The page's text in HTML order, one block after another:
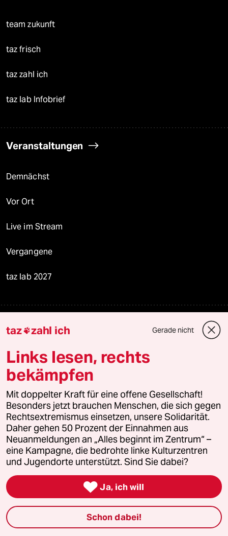
team zukunft
taz frisch
taz zahl ich
taz lab Infobrief
Veranstaltungen
Demnächst
Vor Ort
Live im Stream
Vergangene
taz lab 2027
taz Blogs
taz FUTURZWEI
Le Monde diplomatique
taz Archiv
Mehr taz Angebote
Reisen
taz zahl ich Gerade nicht
Links lesen, rechts
bekämpfen
Mit doppelter Kraft für eine offene Gesellschaft!
Besonders jetzt brauchen Menschen, die sich gegen
Rechtsextremismus einsetzen, unsere Solidarität.
Daher gehen 50 Prozent der Einnahmen aus
Neuanmeldungen an „Alles beginnt im Zentrum“ –
eine Kampagne, die bedrohte linke Kulturzentren
und Jugendorte unterstützt. Sind Sie dabei?
 Ja, ich will
Schon dabei!